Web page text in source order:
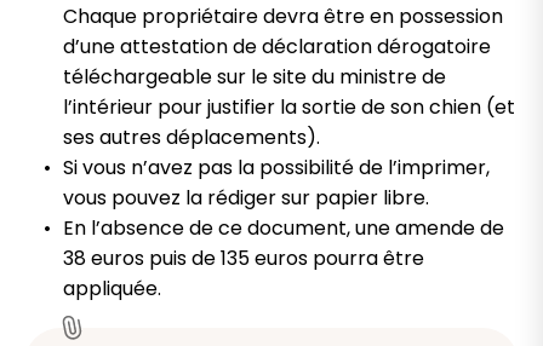
Chaque propriétaire devra être en possession
d’une attestation de déclaration dérogatoire
téléchargeable sur le site du ministre de
l’intérieur pour justifier la sortie de son chien (et
ses autres déplacements).
Si vous n’avez pas la possibilité de l’imprimer,
vous pouvez la rédiger sur papier libre.
En l’absence de ce document, une amende de
38 euros puis de 135 euros pourra être
appliquée.